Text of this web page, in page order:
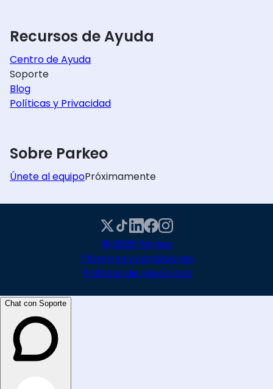
Recursos de Ayuda
Centro de Ayuda
Soporte
Blog
Políticas y Privacidad
Sobre Parkeo
Únete al equipoPróximamente
© 2026 Parkeo
Términos y condiciones
Políticas de privacidad
Chat con Soporte